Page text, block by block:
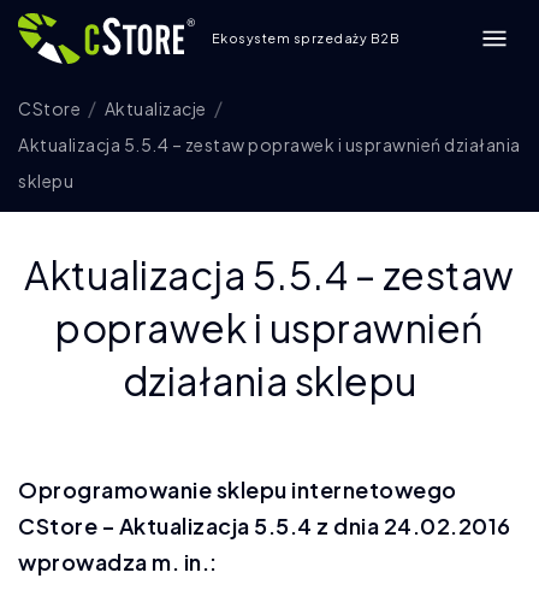
Ekosystem sprzedaży B2B
CStore
Aktualizacje
Aktualizacja 5.5.4 – zestaw poprawek i usprawnień działania
sklepu
Aktualizacja 5.5.4 – zestaw
poprawek i usprawnień
działania sklepu
Oprogramowanie sklepu internetowego
CStore – Aktualizacja 5.5.4 z dnia 24.02.2016
wprowadza m. in.: